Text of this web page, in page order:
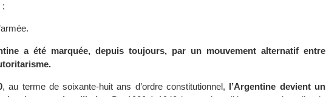
;
a été marquée, depuis toujours, par un mouvement alternatif entre
, au terme de soixante-huit ans d’ordre constitutionnel, l’Argentine devient un